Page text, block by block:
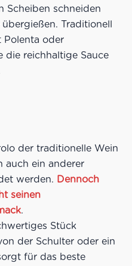
Scheiben schneiden
Traditionell
Polenta oder
die reichhaltige Sauce
der traditionelle Wein
auch ein anderer
werden. Dennoch
seinen
.
Stück
der Schulter oder ein
für das beste